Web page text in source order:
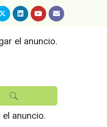
el anuncio.
anuncio.